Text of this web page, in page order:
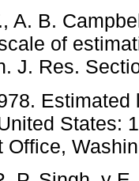
A. B.
of
J. Res.
States:
Office,